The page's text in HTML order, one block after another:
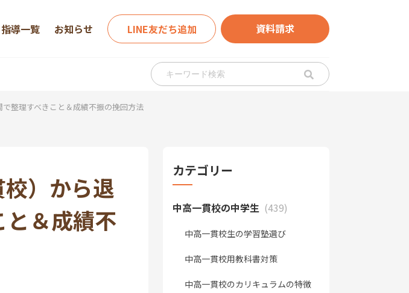
指導一覧 お知らせ LINE友だち追加 資料請求
整理すべきこと＆成績不振の挽回方法
）から退
＆成績不
カテゴリー
中高一貫校の中学生 (439)
中高一貫校生の学習塾選び
中高一貫校用教科書対策
中高一貫校のカリキュラムの特徴